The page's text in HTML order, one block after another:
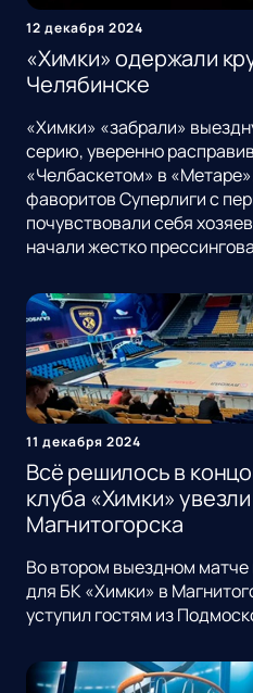
12 декабря 2024
«Химки» одержали
Челябинске
«Химки» «забрали»
серию, уверенно
«Челбаскетом» в
фаворитов Суперлиги с
почувствовали себя
начали жестко
11 декабря 2024
Всё решилось в
клуба «Химки»
Магнитогорска
Во втором выездном
для БК «Химки» в
уступил гостям из